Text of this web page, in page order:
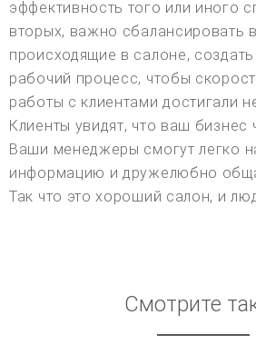
эффективность того или иного
вторых, важно сбалансировать
происходящие в салоне,
рабочий процесс, чтобы
работы с клиентами достигали
Клиенты увидят, что ваш бизнес
Ваши менеджеры смогут легко
информацию и дружелюбно
Так что это хороший салон, и
Смотрите